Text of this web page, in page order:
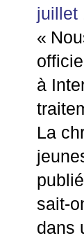
juillet
«
à
La
sait-
dans